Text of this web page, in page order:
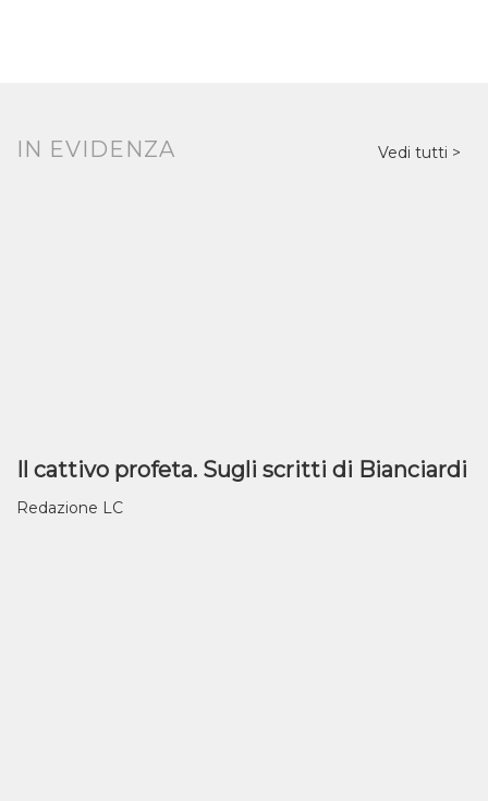
IN EVIDENZA Vedi tutti
Il cattivo profeta. Sugli scritti di Bianciardi
Redazione LC